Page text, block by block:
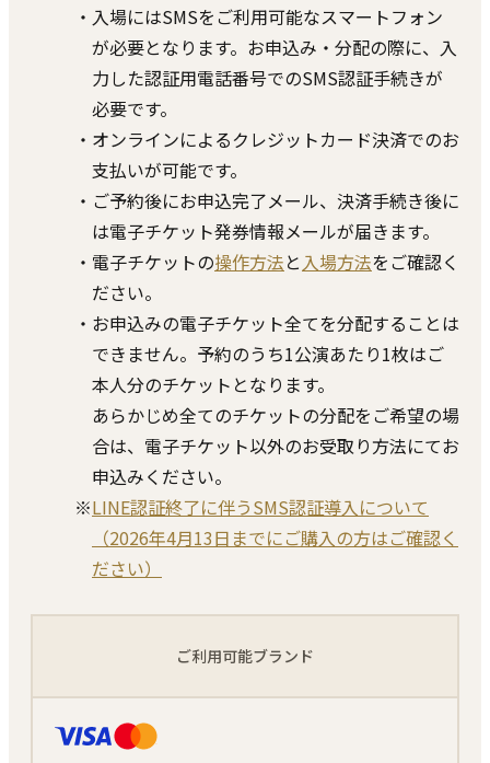
・⼊場にはSMSをご利用可能なスマートフォン
が必要となります。お申込み・分配の際に、入
力した認証用電話番号でのSMS認証手続きが
必要です。
・オンラインによるクレジットカード決済でのお
支払いが可能です。
・ご予約後にお申込完了メール、決済⼿続き後に
は電⼦チケット発券情報メールが届きます。
・電⼦チケットの操作⽅法と ⼊場⽅法をご確認く
ださい。
・お申込みの電子チケット全てを分配することは
できません。予約のうち1公演あたり1枚はご
本人分のチケットとなります。
あらかじめ全てのチケットの分配をご希望の場
合は、電子チケット以外のお受取り方法にてお
申込みください。
※LINE認証終了に伴うSMS認証導入について
（2026年4月13日までにご購入の方はご確認く
ださい）
ご利用可能ブランド